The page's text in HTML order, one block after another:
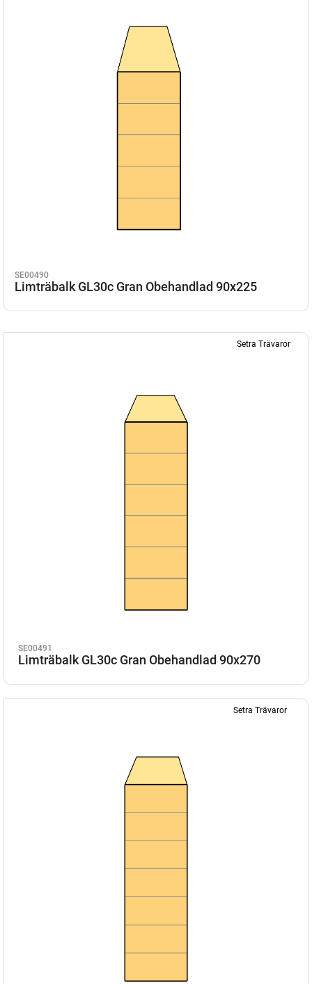
SE00490
Limträbalk GL30c Gran Obehandlad 90x225
Setra Trävaror
SE00491
Limträbalk GL30c Gran Obehandlad 90x270
Setra Trävaror